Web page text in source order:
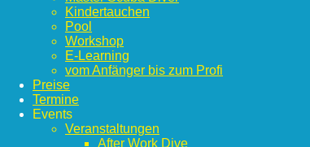
Kindertauchen
Pool
Workshop
E-Learning
vom Anfänger bis zum Profi
Preise
Termine
Events
Veranstaltungen
After Work Dive